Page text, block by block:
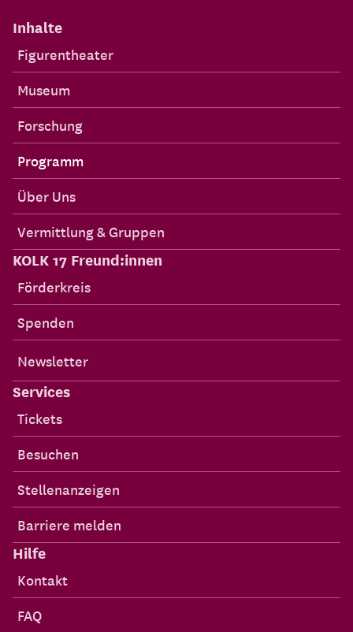
Inhalte
Figurentheater
Museum
Forschung
Programm
Über Uns
Vermittlung & Gruppen
KOLK 17 Freund:innen
Förderkreis
Spenden
Newsletter
Services
Tickets
Besuchen
Stellenanzeigen
Barriere melden
Hilfe
Kontakt
FAQ